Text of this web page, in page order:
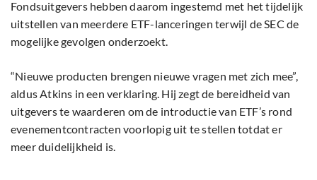
Fondsuitgevers hebben daarom ingestemd met het tijdelijk
uitstellen van meerdere ETF-lanceringen terwijl de SEC de
mogelijke gevolgen onderzoekt.
“Nieuwe producten brengen nieuwe vragen met zich mee”,
aldus Atkins in een verklaring. Hij zegt de bereidheid van
uitgevers te waarderen om de introductie van ETF’s rond
evenementcontracten voorlopig uit te stellen totdat er
meer duidelijkheid is.